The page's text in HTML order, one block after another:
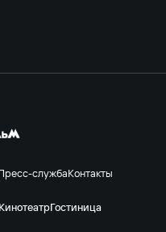
службаКонтакты
КинотеатрГостиница